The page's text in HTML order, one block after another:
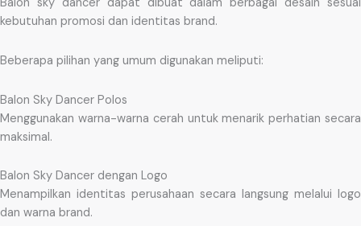
Balon sky dancer dapat dibuat dalam berbagai desain sesuai
kebutuhan promosi dan identitas brand.
Beberapa pilihan yang umum digunakan meliputi:
Balon Sky Dancer Polos
Menggunakan warna-warna cerah untuk menarik perhatian secara
maksimal.
Balon Sky Dancer dengan Logo
Menampilkan identitas perusahaan secara langsung melalui logo
dan warna brand.